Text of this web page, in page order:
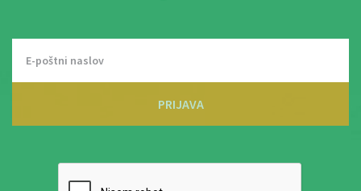
PRIJAVA